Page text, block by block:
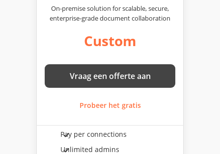
On-premise solution for scalable, secure,
enterprise‑grade document collaboration
Custom
Vraag een offerte aan
Probeer het gratis
Pay per connections
Unlimited admins